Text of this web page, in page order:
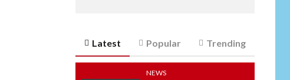
Latest Popular Trending
NEWS